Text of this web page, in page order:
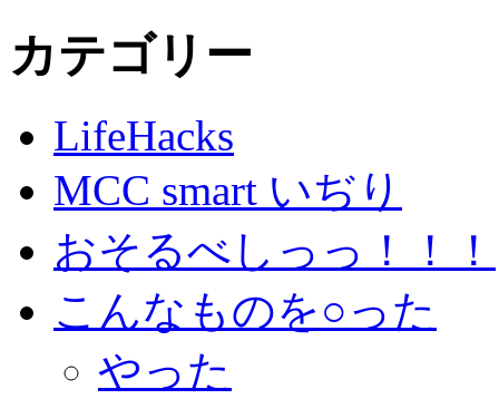
カテゴリー
LifeHacks
MCC smart いぢり
おそるべしっっ！！！
こんなものを○った
やった